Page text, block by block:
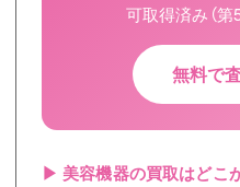
可取得済み（第
無料で
▶ 美容機器の買取はどこ